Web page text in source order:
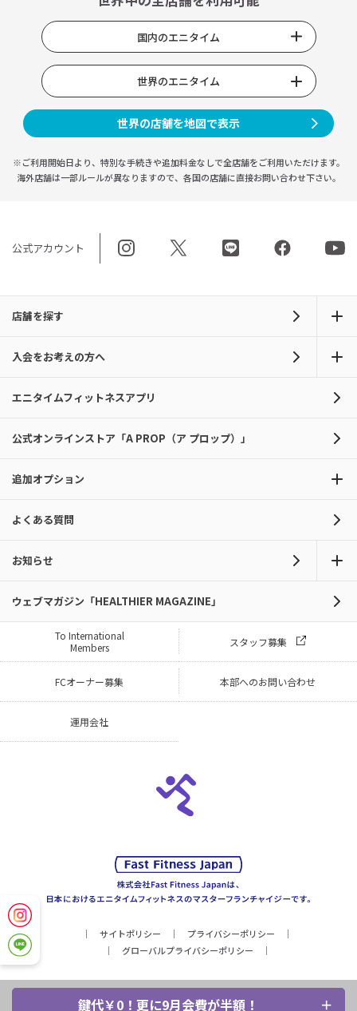
鍵代￥0！更に9月会費が半額！
国内のエニタイム
世界のエニタイム
世界の店舗を地図で表示
※ご利用開始日より、特別な手続きや追加料金なしで全店舗をご利用いただけます。
海外店舗は一部ルールが異なりますので、 各国の店舗に直接お問い合わせ下さい。
公式アカウント
店舗を探す
入会をお考えの方へ
エニタイムフィットネスアプリ
公式オンラインストア「A PROP（ア プロップ）」
追加オプション
よくある質問
お知らせ
ウェブマガジン「HEALTHIER MAGAZINE」
To International
Members
スタッフ募集
FCオーナー募集 本部へのお問い合わせ
運用会社
サイトポリシー
プライバシーポリシー
グローバルプライバシーポリシー